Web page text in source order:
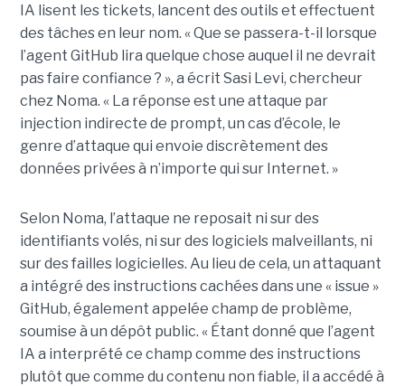
IA lisent les tickets, lancent des outils et effectuent
des tâches en leur nom. « Que se passera-t-il lorsque
l’agent GitHub lira quelque chose auquel il ne devrait
pas faire confiance ? », a écrit Sasi Levi, chercheur
chez Noma. « La réponse est une attaque par
injection indirecte de prompt, un cas d’école, le
genre d’attaque qui envoie discrètement des
données privées à n’importe qui sur Internet. »
Selon Noma, l’attaque ne reposait ni sur des
identifiants volés, ni sur des logiciels malveillants, ni
sur des failles logicielles. Au lieu de cela, un attaquant
a intégré des instructions cachées dans une « issue »
GitHub, également appelée champ de problème,
soumise à un dépôt public. « Étant donné que l’agent
IA a interprété ce champ comme des instructions
plutôt que comme du contenu non fiable, il a accédé à